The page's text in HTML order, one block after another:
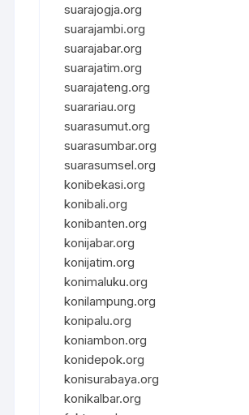
suarajogja.org
suarajambi.org
suarajabar.org
suarajatim.org
suarajateng.org
suarariau.org
suarasumut.org
suarasumbar.org
suarasumsel.org
konibekasi.org
konibali.org
konibanten.org
konijabar.org
konijatim.org
konimaluku.org
konilampung.org
konipalu.org
koniambon.org
konidepok.org
konisurabaya.org
konikalbar.org